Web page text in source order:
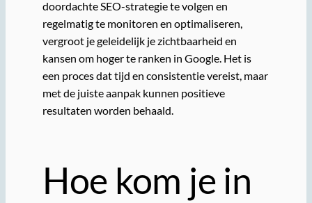
doordachte SEO-strategie te volgen en
regelmatig te monitoren en optimaliseren,
vergroot je geleidelijk je zichtbaarheid en
kansen om hoger te ranken in Google. Het is
een proces dat tijd en consistentie vereist, maar
met de juiste aanpak kunnen positieve
resultaten worden behaald.
Hoe kom je in